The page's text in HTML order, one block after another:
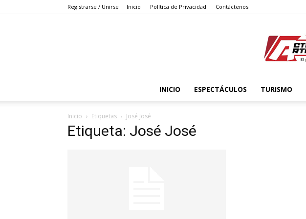
Registrarse / Unirse Inicio Política de Privacidad Contáctenos
INICIO ESPECTÁCULOS TURISMO
Inicio Etiquetas José José
Etiqueta: José José